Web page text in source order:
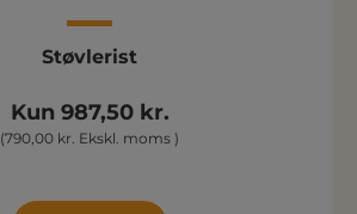
Støvlerist
Kun 987,50 kr.
(790,00 kr. Ekskl. moms )